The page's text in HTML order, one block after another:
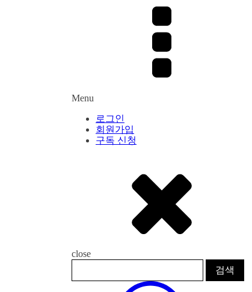
Menu
로그인
회원가입
구독 신청
close